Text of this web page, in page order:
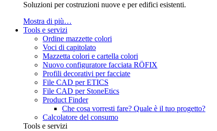
Soluzioni per costruzioni nuove e per edifici esistenti.
Mostra di più…
Tools e servizi
Ordine mazzette colori
Voci di capitolato
Mazzetta colori e cartella colori
Nuovo configuratore facciata RÖFIX
Profili decorativi per facciate
File CAD per ETICS
File CAD per StoneEtics
Product Finder
Che cosa vorresti fare? Quale è il tuo progetto?
Calcolatore del consumo
Tools e servizi